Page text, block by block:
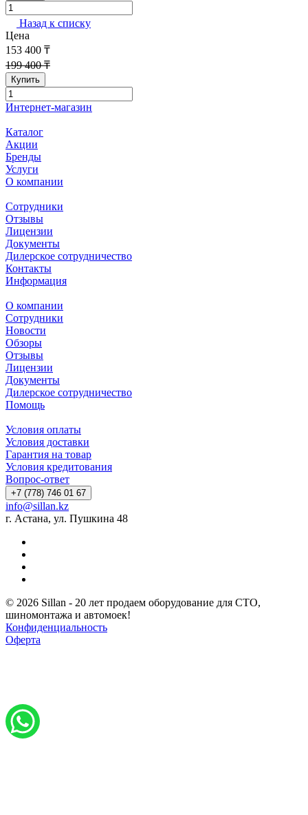
Назад к списку
Цена
153 400 ₸
199 400 ₸
Купить
Интернет-магазин
Каталог
Акции
Бренды
Услуги
О компании
Сотрудники
Отзывы
Лицензии
Документы
Дилерское сотрудничество
Контакты
Информация
О компании
Сотрудники
Новости
Обзоры
Отзывы
Лицензии
Документы
Дилерское сотрудничество
Помощь
Условия оплаты
Условия доставки
Гарантия на товар
Условия кредитования
Вопрос-ответ
+7 (778) 746 01 67
info@sillan.kz
г. Астана, ул. Пушкина 48
© 2026 Sillan - 20 лет продаем оборудование для СТО,
шиномонтажа и автомоек!
Конфиденциальность
Оферта